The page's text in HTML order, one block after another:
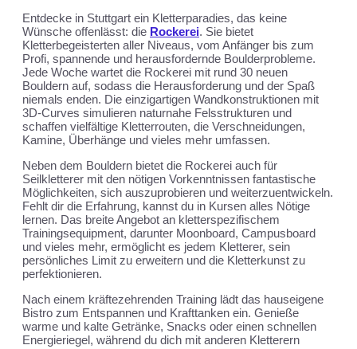
Entdecke in Stuttgart ein Kletterparadies, das keine
Wünsche offenlässt: die Rockerei. Sie bietet
Kletterbegeisterten aller Niveaus, vom Anfänger bis zum
Profi, spannende und herausfordernde Boulderprobleme.
Jede Woche wartet die Rockerei mit rund 30 neuen
Bouldern auf, sodass die Herausforderung und der Spaß
niemals enden. Die einzigartigen Wandkonstruktionen mit
3D-Curves simulieren naturnahe Felsstrukturen und
schaffen vielfältige Kletterrouten, die Verschneidungen,
Kamine, Überhänge und vieles mehr umfassen.
Neben dem Bouldern bietet die Rockerei auch für
Seilkletterer mit den nötigen Vorkenntnissen fantastische
Möglichkeiten, sich auszuprobieren und weiterzuentwickeln.
Fehlt dir die Erfahrung, kannst du in Kursen alles Nötige
lernen. Das breite Angebot an kletterspezifischem
Trainingsequipment, darunter Moonboard, Campusboard
und vieles mehr, ermöglicht es jedem Kletterer, sein
persönliches Limit zu erweitern und die Kletterkunst zu
perfektionieren.
Nach einem kräftezehrenden Training lädt das hauseigene
Bistro zum Entspannen und Krafttanken ein. Genieße
warme und kalte Getränke, Snacks oder einen schnellen
Energieriegel, während du dich mit anderen Kletterern